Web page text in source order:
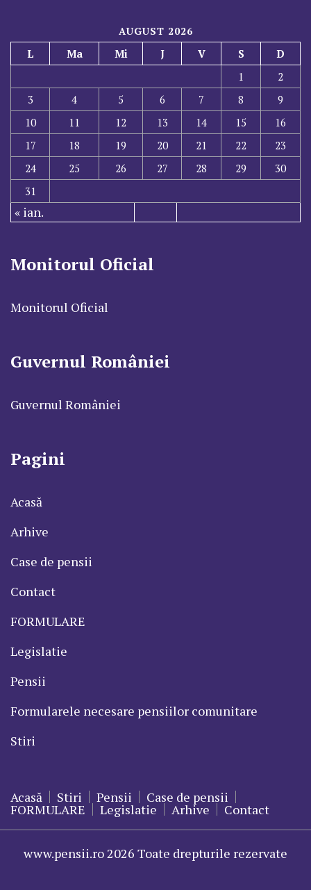
AUGUST 2026
L Ma Mi J V S
D
1
2
3
4 5 6 7 8
9
10
11 12 13 14 15
16
17
18 19 20 21 22
23
24
25 26 27 28 29
30
31
« ian.
Monitorul Oficial
Monitorul Oficial
Guvernul României
Guvernul României
Pagini
Acasă
Arhive
Case de pensii
Contact
FORMULARE
Legislatie
Pensii
Formularele necesare pensiilor comunitare
Stiri
Acasă Stiri Pensii Case de pensii
FORMULARE Legislatie Arhive Contact
www.pensii.ro 2026 Toate drepturile rezervate